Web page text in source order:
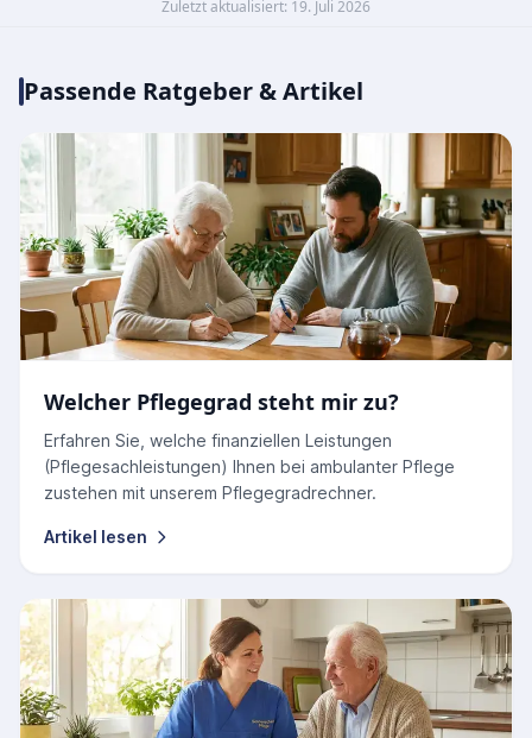
Zuletzt aktualisiert: 19. Juli 2026
Passende Ratgeber & Artikel
Welcher Pflegegrad steht mir zu?
Erfahren Sie, welche finanziellen Leistungen
(Pflegesachleistungen) Ihnen bei ambulanter Pflege
zustehen mit unserem Pflegegradrechner.
Artikel lesen